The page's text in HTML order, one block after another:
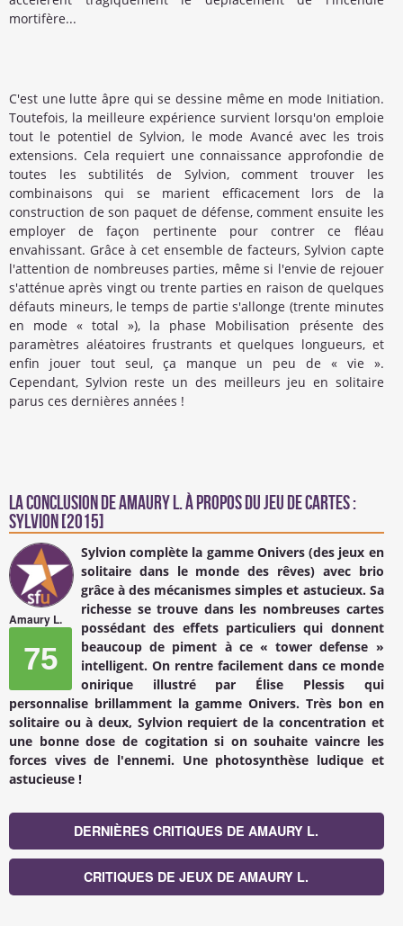
mortifère...
C'est une lutte âpre qui se dessine même en mode Initiation.
Toutefois, la meilleure expérience survient lorsqu'on emploie
tout le potentiel de Sylvion, le mode Avancé avec les trois
extensions. Cela requiert une connaissance approfondie de
toutes les subtilités de Sylvion, comment trouver les
combinaisons qui se marient efficacement lors de la
construction de son paquet de défense, comment ensuite les
employer de façon pertinente pour contrer ce fléau
envahissant. Grâce à cet ensemble de facteurs, Sylvion capte
l'attention de nombreuses parties, même si l'envie de rejouer
s'atténue après vingt ou trente parties en raison de quelques
défauts mineurs, le temps de partie s'allonge (trente minutes
en mode « total »), la phase Mobilisation présente des
paramètres aléatoires frustrants et quelques longueurs, et
enfin jouer tout seul, ça manque un peu de « vie ».
Cependant, Sylvion reste un des meilleurs jeu en solitaire
parus ces dernières années !
La conclusion deAmaury L.à propos du Jeu de cartes :
Sylvion [2015]
Amaury L.
75
Sylvion complète la gamme Onivers (des jeux en
solitaire dans le monde des rêves) avec brio
grâce à des mécanismes simples et astucieux. Sa
richesse se trouve dans les nombreuses cartes
possédant des effets particuliers qui donnent
beaucoup de piment à ce « tower defense »
intelligent. On rentre facilement dans ce monde
onirique illustré par Élise Plessis qui
personnalise brillamment la gamme Onivers. Très bon en
solitaire ou à deux, Sylvion requiert de la concentration et
une bonne dose de cogitation si on souhaite vaincre les
forces vives de l'ennemi. Une photosynthèse ludique et
astucieuse !
DERNIÈRES CRITIQUES DE AMAURY L.
CRITIQUES DE JEUX DE AMAURY L.